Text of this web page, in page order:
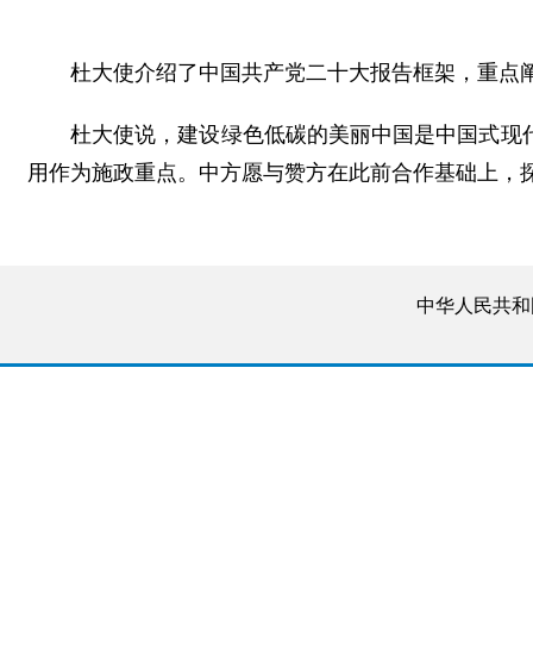
杜大使介绍了中国共产党二十大报告框架，重
杜大使说，建设绿色低碳的美丽中国是中国式
用作为施政重点。中方愿与赞方在此前合作基础上
中华人民共